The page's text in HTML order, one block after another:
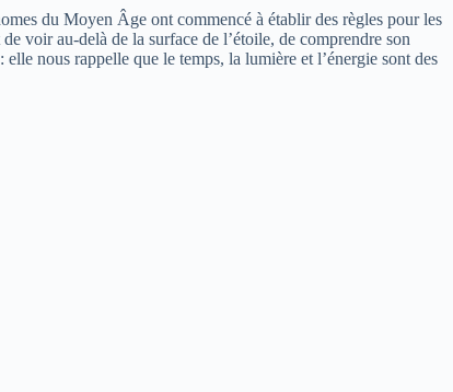
du Moyen Âge ont commencé à établir des règles pour les
voir au-delà de la surface de l’étoile, de comprendre son
nous rappelle que le temps, la lumière et l’énergie sont des